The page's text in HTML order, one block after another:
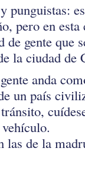
punguistas:
pero en esta
gente que
la ciudad de
anda
un país
las de la